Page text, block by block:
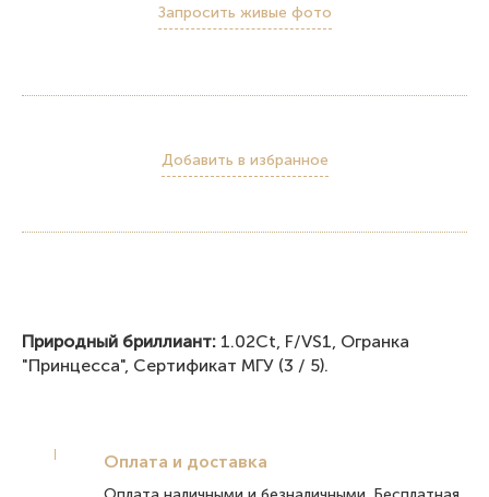
Запросить живые фото
Добавить в избранное
Природный бриллиант: 1.02Ct, F/VS1, Огранка
"Принцесса", Сертификат МГУ (3 / 5).
Оплата и доставка